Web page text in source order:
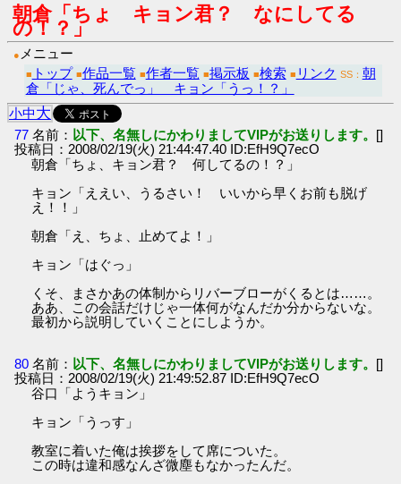
朝倉「ちょ キョン君？ なにしてる
の！？」
● メニュー
■ トップ ■作品一覧 ■作者一覧 ■掲示板 ■検索 ■ リンク SS： 朝
倉「じゃ、死んでっ」 キョン「うっ！？」
小中大
77 名前： 以下、名無しにかわりましてVIPがお送りします。 []
投稿日：2008/02/19(火) 21:44:47.40 ID:EfH9Q7ecO
朝倉「ちょ、キョン君？ 何してるの！？」
キョン「ええい、うるさい！ いいから早くお前も脱げ
え！！」
朝倉「え、ちょ、止めてよ！」
キョン「はぐっ」
くそ、まさかあの体制からリバーブローがくるとは……。
ああ、この会話だけじゃ一体何がなんだか分からないな。
最初から説明していくことにしようか。
80 名前： 以下、名無しにかわりましてVIPがお送りします。 []
投稿日：2008/02/19(火) 21:49:52.87 ID:EfH9Q7ecO
谷口「ようキョン」
キョン「うっす」
教室に着いた俺は挨拶をして席についた。
この時は違和感なんざ微塵もなかったんだ。